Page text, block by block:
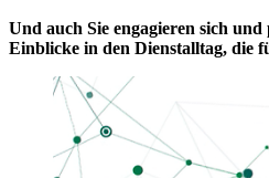
Und auch Sie engagieren sich
Einblicke in den Dienstalltag, die